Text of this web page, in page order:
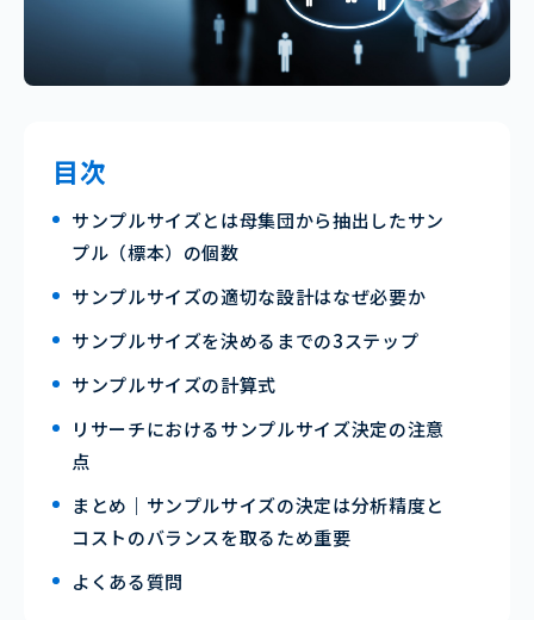
目次
サンプルサイズとは母集団から抽出したサン
プル（標本）の個数
サンプルサイズの適切な設計はなぜ必要か
サンプルサイズを決めるまでの3ステップ
サンプルサイズの計算式
リサーチにおけるサンプルサイズ決定の注意
点
まとめ｜サンプルサイズの決定は分析精度と
コストのバランスを取るため重要
よくある質問